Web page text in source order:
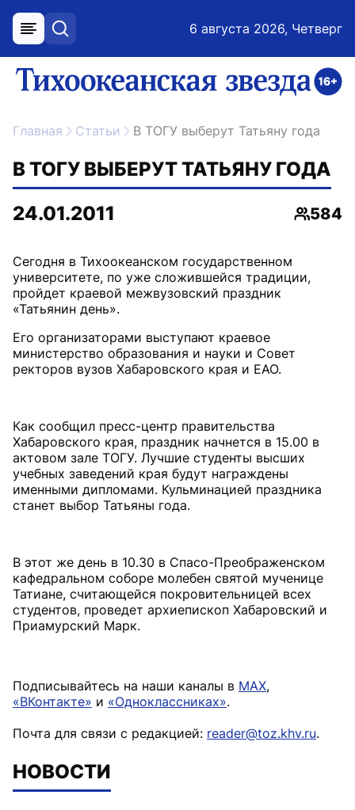
меню поиск 6 августа 2026, Четверг
ссылка на главную
Главная Статьи В ТОГУ выберут Татьяну года
В ТОГУ ВЫБЕРУТ ТАТЬЯНУ ГОДА
24.01.2011
584
Сегодня в Тихоокеанском государственном
университете, по уже сложившейся традиции,
пройдет краевой межвузовский праздник
Его организаторами выступают краевое
министерство образования и науки и Совет
ректоров вузов Хабаровского края и ЕАО.
Как сообщил пресс-центр правительства
Хабаровского края, праздник начнется в 15.00 в
актовом зале ТОГУ. Лучшие студенты высших
учебных заведений края будут награждены
именными дипломами. Кульминацией праздника
станет выбор Татьяны года.
В этот же день в 10.30 в Спасо-Преображенском
кафедральном соборе молебен святой мученице
Татиане, считающейся покровительницей всех
студентов, проведет архиепископ Хабаровский и
Приамурский Марк.
Подписывайтесь на наши каналы в MAX,
«ВКонтакте» и «Одноклассниках».
Почта для связи с редакцией: reader@toz.khv.ru.
НОВОСТИ